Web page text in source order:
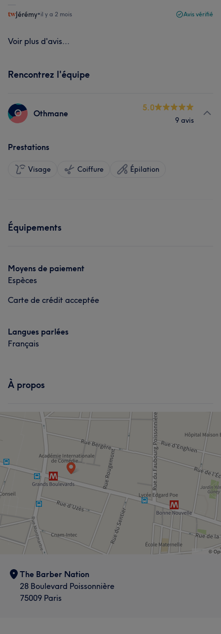
Jérémy•il y a 2 mois Avis vérifié
Voir plus d'avis...
Rencontrez l'équipe
O Othmane
5.0
9 avis
Prestations
Visage Coiffure Épilation
Équipements
Moyens de paiement
Espèces
Carte de crédit acceptée
Langues parlées
Français
À propos
The Barber Nation
28 Boulevard Poissonnière
75009 Paris